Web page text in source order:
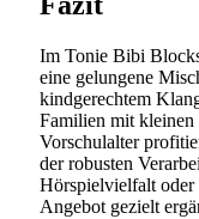
Im Tonie Bibi
eine gelungene
kindgerechtem
Familien mit
Vorschulalter
der robusten
Hörspielvielfalt oder
Angebot gezielt